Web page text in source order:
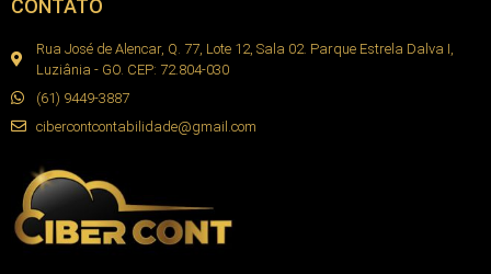
CONTATO
Rua José de Alencar, Q. 77, Lote 12, Sala 02. Parque Estrela Dalva I,
Luziânia - GO. CEP: 72.804-030
(61) 9449-3887
cibercontcontabilidade@gmail.com